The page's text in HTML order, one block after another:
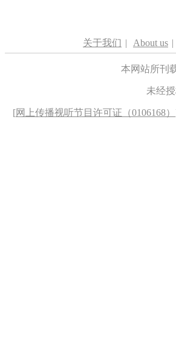
关于我们 | About us |
本网站所刊
未经
[网上传播视听节目许可证（0106168）